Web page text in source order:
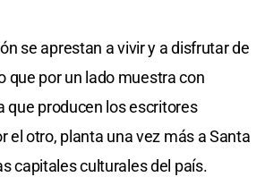
se aprestan a vivir y a disfrutar de
que por un lado muestra con
que producen los escritores
el otro, planta una vez más a Santa
capitales culturales del país.